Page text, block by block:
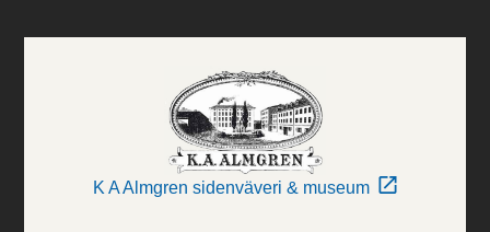
K A Almgren sidenväveri & museum